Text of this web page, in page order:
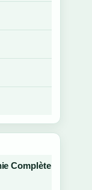
Complète